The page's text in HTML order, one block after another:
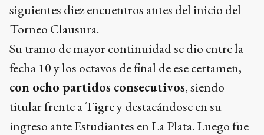
siguientes diez encuentros antes del inicio del
Torneo Clausura.
Su tramo de mayor continuidad se dio entre la
fecha 10 y los octavos de final de ese certamen,
con ocho partidos consecutivos, siendo
titular frente a Tigre y destacándose en su
ingreso ante Estudiantes en La Plata. Luego fue